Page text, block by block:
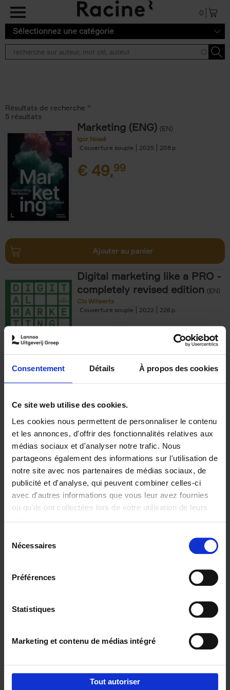
Consentement Détails À propos des cookies
Ce site web utilise des cookies.
Les cookies nous permettent de personnaliser le contenu
et les annonces, d'offrir des fonctionnalités relatives aux
médias sociaux et d'analyser notre trafic. Nous
partageons également des informations sur l'utilisation de
notre site avec nos partenaires de médias sociaux, de
publicité et d'analyse, qui peuvent combiner celles-ci
avec d'autres informations que vous leur avez fournies
ou qu'ils ont collectées lors de votre utilisation de leurs
Nécessaires
Préférences
Statistiques
Marketing et contenu de médias intégré
Tout autoriser
Aller au contenu principal
0
Sélectionnez une catégorie
Résultats de recherche ''
5 résultats
Marketing (ENG) (EN)
Igor Nowé
Couverture souple
2025 208
€ 49,99
Ajouter au panier
Digital marketing like a PRO -
completely revised edition (EN)
Clo Willaerts
Couverture souple
2022 226
€35,50
The Offer You Can't
Refuse
Steven Van Belleghem
Couverture souple
2020 256
€37,50
Building Bonds = Building